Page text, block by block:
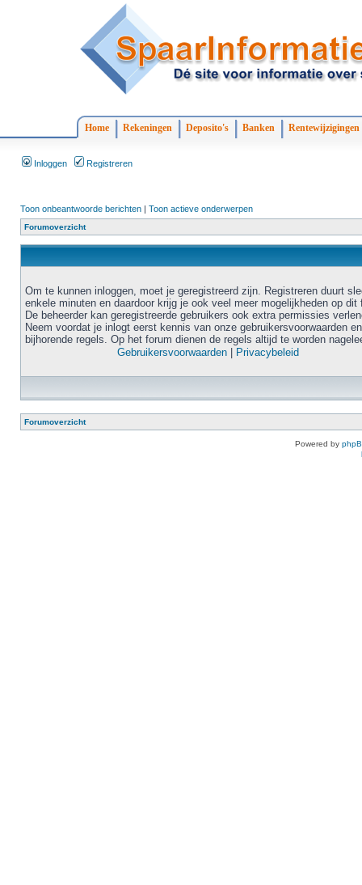
Home Rekeningen Deposito's Banken Rentewijzigingen
Inloggen Registreren
Toon onbeantwoorde berichten | Toon actieve onderwerpen
Forumoverzicht
Om te kunnen inloggen, moet je geregistreerd zijn. Registreren duurt
enkele minuten en daardoor krijg je ook veel meer mogelijkheden op dit
De beheerder kan geregistreerde gebruikers ook extra permissies
Neem voordat je inlogt eerst kennis van onze gebruikersvoorwaarden en
bijhorende regels. Op het forum dienen de regels altijd te worden
Gebruikersvoorwaarden
Privacybeleid
Forumoverzicht
Powered by